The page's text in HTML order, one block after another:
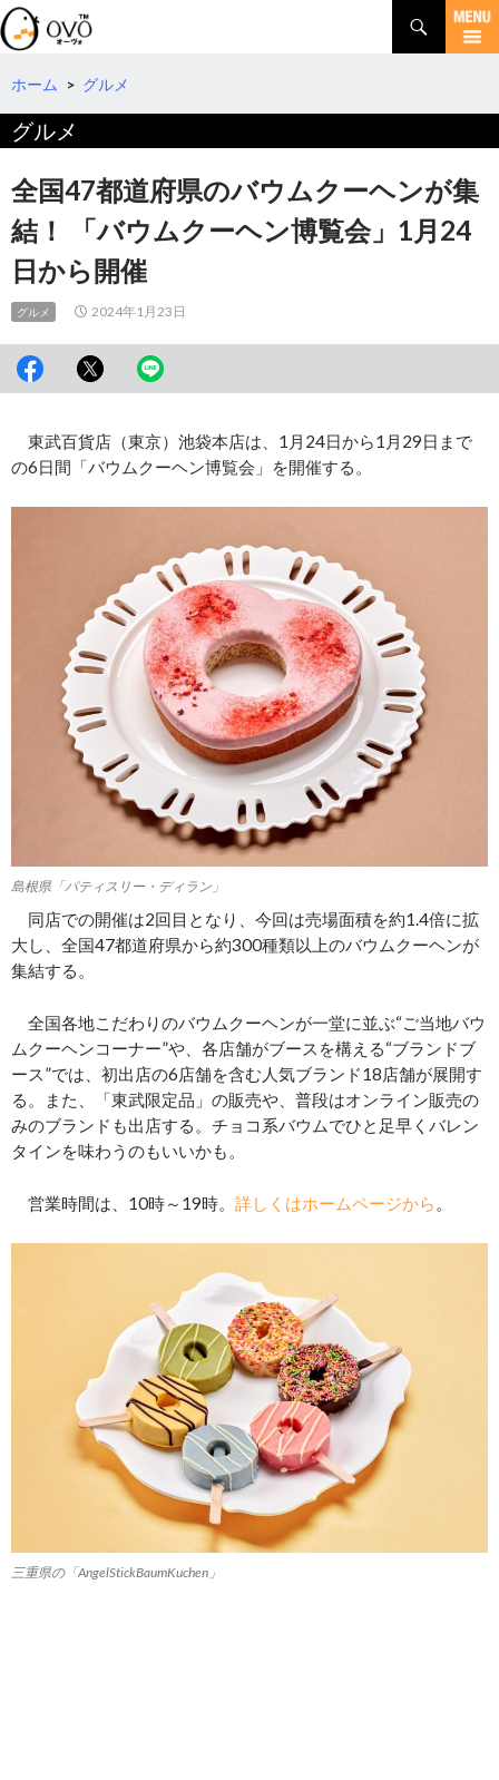
検
索
コ
テ
ツ
へ
動
ホーム > グルメ
グルメ
全国47都道府県のバウムクーヘンが集
結！ 「バウムクーヘン博覧会」1月24
日から開催
グルメ 2024年1月23日
東武百貨店（東京）池袋本店は、1月24日から1月29日まで
の6日間「バウムクーヘン博覧会」を開催する。
島根県「パティスリー・ディラン」
同店での開催は2回目となり、今回は売場面積を約1.4倍に拡
大し、全国47都道府県から約300種類以上のバウムクーヘンが
集結する。
全国各地こだわりのバウムクーヘンが一堂に並ぶ“ご当地バウ
ムクーヘンコーナー”や、各店舗がブースを構える“ブランドブ
ース”では、初出店の6店舗を含む人気ブランド18店舗が展開す
る。また、「東武限定品」の販売や、普段はオンライン販売の
みのブランドも出店する。チョコ系バウムでひと足早くバレン
タインを味わうのもいいかも。
営業時間は、10時～19時。 詳しくはホームページから 。
三重県の「AngelStickBaumKuchen」